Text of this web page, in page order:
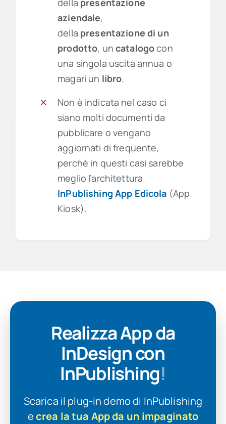
aziendale,
della presentazione di un
prodotto, un catalogocon
una singola uscita annua o
magari un libro.
Non è indicata nel caso ci
siano molti documenti da
pubblicare o vengano
aggiornati di frequente,
perchè in questi casi sarebbe
meglio l’architettura
InPublishing App Edicola (App
Kiosk).
Realizza App da
InDesign con
InPublishing!
Scarica il plug-in demo di InPublishing
ecrea la tua App da un impaginato